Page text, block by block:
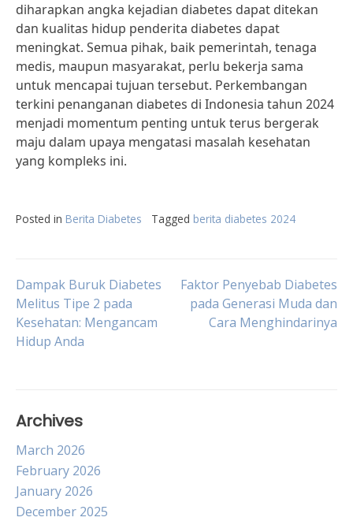
diharapkan angka kejadian diabetes dapat ditekan
dan kualitas hidup penderita diabetes dapat
meningkat. Semua pihak, baik pemerintah, tenaga
medis, maupun masyarakat, perlu bekerja sama
untuk mencapai tujuan tersebut. Perkembangan
terkini penanganan diabetes di Indonesia tahun 2024
menjadi momentum penting untuk terus bergerak
maju dalam upaya mengatasi masalah kesehatan
yang kompleks ini.
Posted in Berita Diabetes Tagged berita diabetes 2024
Post
navigation
Dampak Buruk Diabetes
Melitus Tipe 2 pada
Kesehatan: Mengancam
Hidup Anda
Faktor Penyebab Diabetes
pada Generasi Muda dan
Cara Menghindarinya
Archives
March 2026
February 2026
January 2026
December 2025